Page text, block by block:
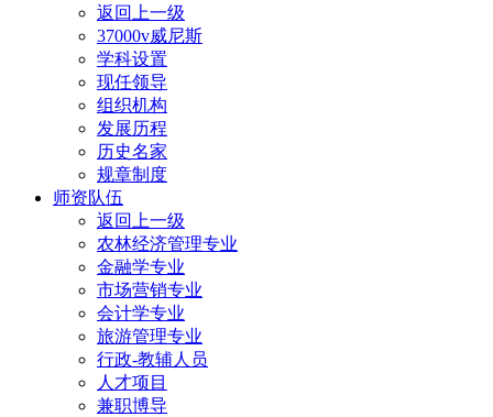
返回上一级
37000v威尼斯
学科设置
现任领导
组织机构
发展历程
历史名家
规章制度
师资队伍
返回上一级
农林经济管理专业
金融学专业
市场营销专业
会计学专业
旅游管理专业
行政-教辅人员
人才项目
兼职博导